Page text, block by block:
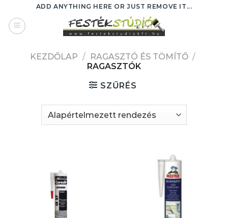
content
ADD ANYTHING HERE OR JUST REMOVE IT...
KEZDŐLAP / RAGASZTÓ ÉS TÖMÍTŐ /
RAGASZTÓK
SZŰRÉS